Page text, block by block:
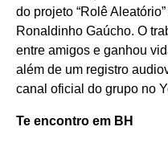
do projeto “Rolê
Ronaldinho Gaúcho. O
entre amigos e ganhou
além de um registro
canal oficial do grupo no
Te encontro em BH